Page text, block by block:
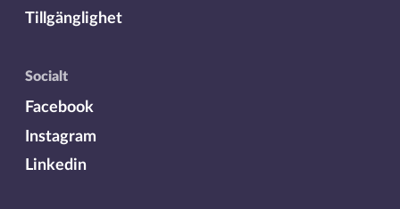
Tillgänglighet
Socialt
Facebook
Instagram
Linkedin